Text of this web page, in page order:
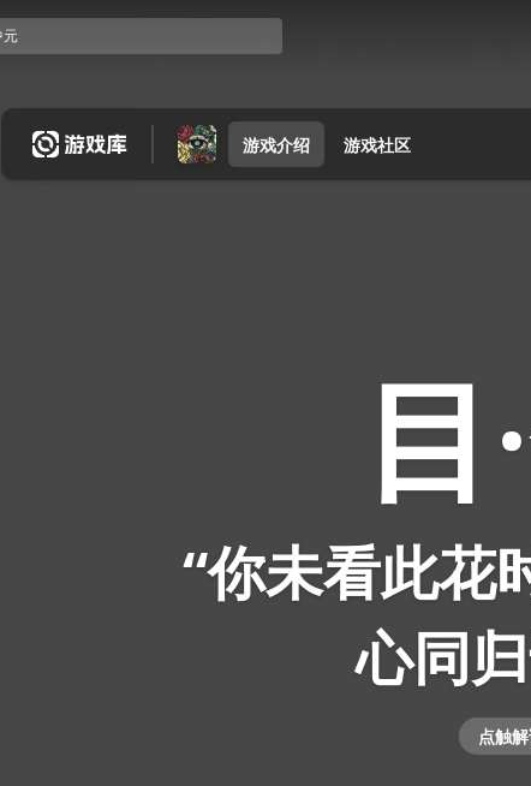
游戏介绍 游戏社区
目
“你未看此花
心同
点触